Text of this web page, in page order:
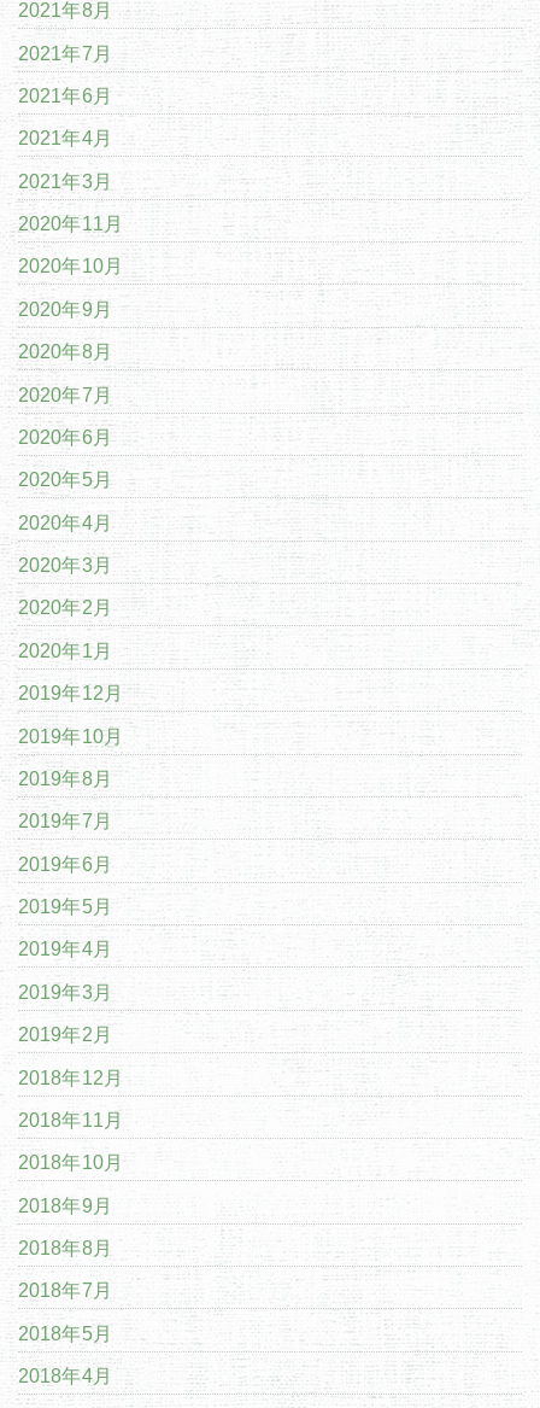
2021年8月
2021年7月
2021年6月
2021年4月
2021年3月
2020年11月
2020年10月
2020年9月
2020年8月
2020年7月
2020年6月
2020年5月
2020年4月
2020年3月
2020年2月
2020年1月
2019年12月
2019年10月
2019年8月
2019年7月
2019年6月
2019年5月
2019年4月
2019年3月
2019年2月
2018年12月
2018年11月
2018年10月
2018年9月
2018年8月
2018年7月
2018年5月
2018年4月